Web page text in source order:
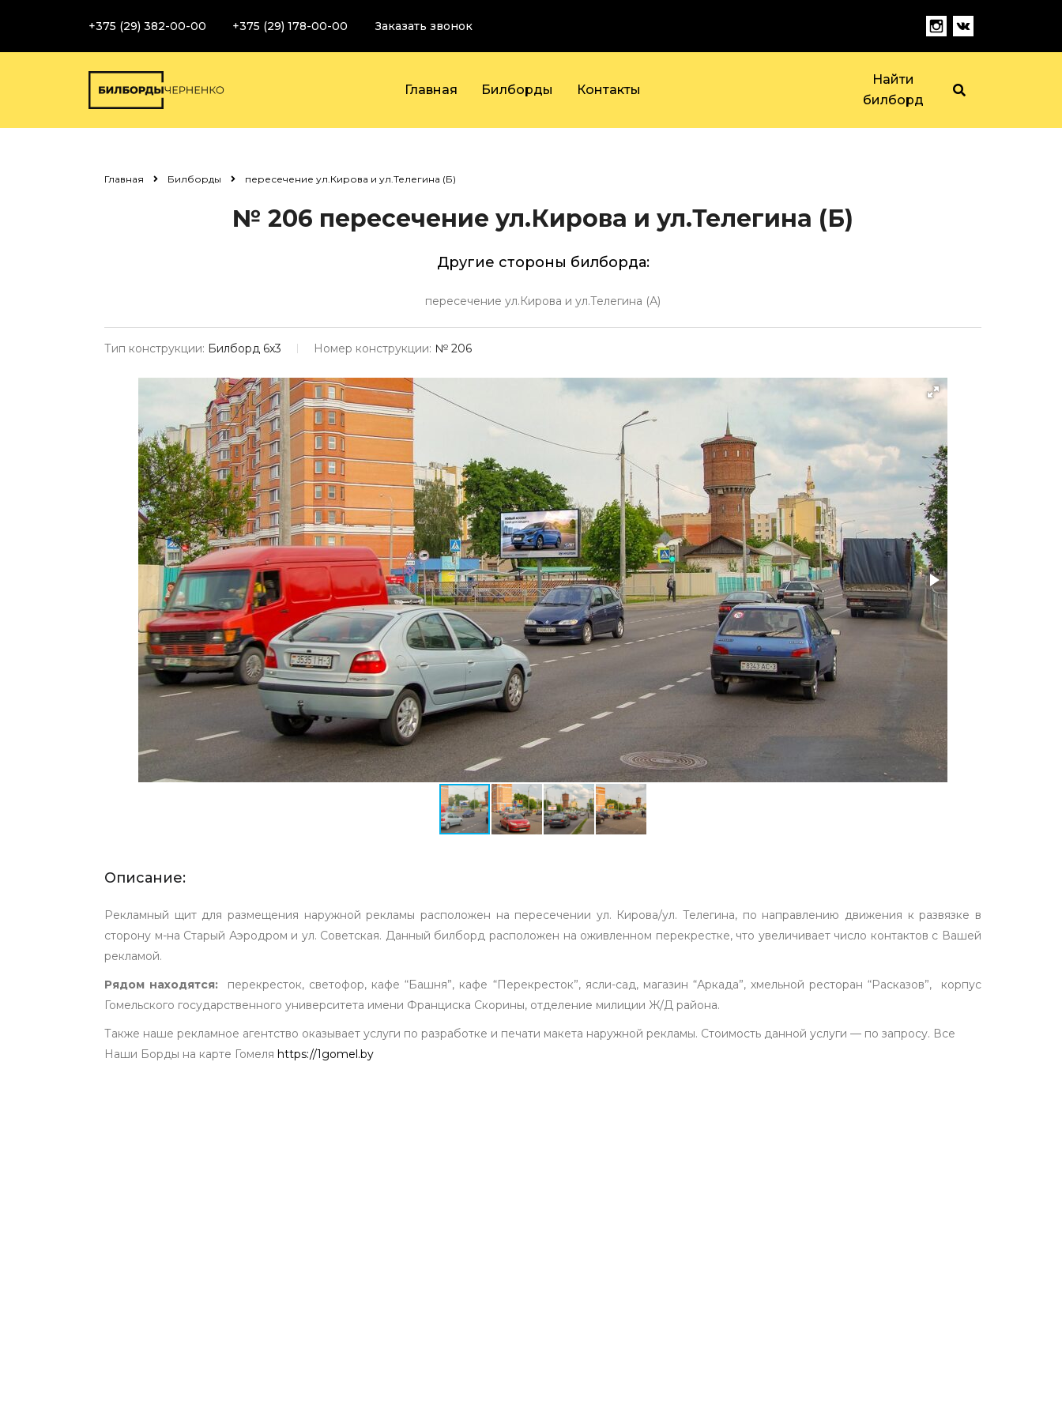
+375 (29) 382-00-00 +375 (29) 178-00-00 Заказать звонок
Главная Билборды Контакты
Найти
билборд
Главная Билборды пересечение ул.Кирова и ул.Телегина (Б)
№ 206 пересечение ул.Кирова и ул.Телегина (Б)
Другие стороны билборда:
пересечение ул.Кирова и ул.Телегина (А)
Тип конструкции: Билборд 6х3 Номер конструкции: № 206
Описание:
Рекламный щит для размещения наружной рекламы расположен на пересечении ул. Кирова/ул. Телегина, по направлению движения к развязке в
сторону м-на Старый Аэродром и ул. Советская. Данный билборд расположен на оживленном перекрестке, что увеличивает число контактов с Вашей
рекламой.
Рядом находятся:
перекресток, светофор, кафе “Башня”, кафе “Перекресток”, ясли-сад, магазин “Аркада”, хмельной ресторан “Расказов”, корпус
Гомельского государственного университета имени Франциска Скорины, отделение милиции Ж/Д района.
Также наше рекламное агентство оказывает услуги по разработке и печати макета наружной рекламы. Стоимость данной услуги — по запросу. Все
Наши Борды на карте Гомеля https://1gomel.by